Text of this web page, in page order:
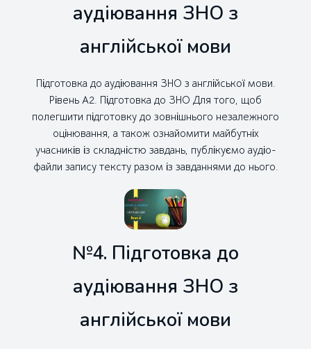
аудіювання ЗНО з
англійської мови
Підготовка до аудіювання ЗНО з англійської мови.
Рівень А2. Підготовка до ЗНО Для того, щоб
полегшити підготовку до зовнішнього незалежного
оцінювання, а також ознайомити майбутніх
учасників із складністю завдань, публікуємо аудіо-
файли запису тексту разом із завданнями до нього.
№4. Підготовка до
аудіювання ЗНО з
англійської мови